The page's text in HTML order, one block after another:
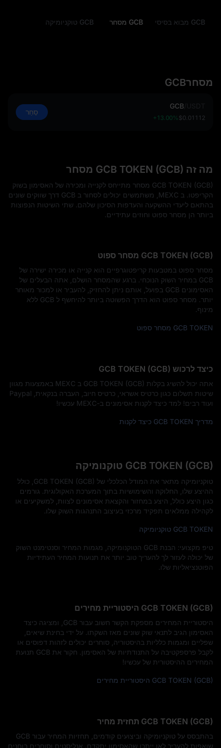
GCB מבוא בסיסי GCB מסחר GCB טוקניומיקה
מסחרGCB
GCB
$0.01112
+13.00%
סַחַר
מה זה GCB TOKEN (GCB) מסחר
GCB TOKEN (GCB) מסחר מתייחס לקנייה ומכירה של האסימון בשוק
הקריפטו. ב MEXC, משתמשים יכולים לסחור ב GCB דרך שווקים שונים
בהתאם ליעדי ההשקעה והעדפות הסיכון שלהם. שתי השיטות הנפוצות
ביותר הן מסחר ספוט וחוזים עתידיים.
GCB TOKEN (GCB) מסחר ספוט
מסחר ספוט במטבעות קריפטוגרפיים הוא קנייה או מכירה ישירה של
GCB במחיר השוק הנוכחי. ברגע שהמסחר הושלם, אתה הבעלים של
האסימונים GCB בפועל, אותם ניתן להחזיק, להעביר או למכור מאוחר
יותר. מסחר ספוט הוא הדרך הפשוטה ביותר להיחשף ל GCB ללא
מינוף.
GCB TOKEN מסחר ספוט
כיצד לרכוש GCB TOKEN (GCB)
אתה יכול להשיג בקלות GCB TOKEN (GCB) ב MEXC באמצעות מגוון
שיטות תשלום כגון כרטיס אשראי, כרטיס חיוב, העברה בנקאית, Paypal
ועוד רבים! למד כיצד לקנות אסימונים ב-MEXC עכשיו!
מדריך GCB TOKEN כיצד לקנות
GCB TOKEN (GCB) טוקנומיקה
טוקניומיקה מתאר את המודל הכלכלי של GCB TOKEN (GCB), כולל
ההיצע שלו, החלוקה והשימושיות בתוך המערכת האקולוגית. גורמים
כגון היצע כולל, היצע במחזור והקצאת אסימונים לצוות, למשקיעים או
לקהילה ממלאים תפקיד מרכזי בעיצוב התנהגות השוק שלו.
GCB TOKEN טוקניומיקה
טיפ מקצועי: הבנת GCB הטוקנומיקה, מגמות המחיר וסנטימנט השוק
של יכולה לעזור לך להעריך טוב יותר את תנועות המחיר העתידיות
הפוטנציאליות שלו.
GCB TOKEN (GCB) היסטוריית מחירים
היסטוריית המחירים מספקת הקשר חשוב עבור GCB, ומציגה כיצד
האסימון הגיב לתנאי שוק שונים מאז השקתו. על ידי בחינת שיאים,
שפליים ומגמות כלליות בהיסטוריה, סוחרים יכולים לזהות דפוסים או
לקבל פרספקטיבה על התנודתיות של האסימון. חקור את GCB תנועת
המחירים ההיסטורית של עכשיו!
GCB TOKEN (GCB) היסטוריית מחירים
GCB TOKEN (GCB) תחזית מחיר
בהתבסס על טוקניומיקה וביצועים קודמים, תחזיות המחיר עבור GCB
שואפות להעריך לאן ייתכן שהאסימון יתקדם. אנליסטים וסוחרים בוחנים